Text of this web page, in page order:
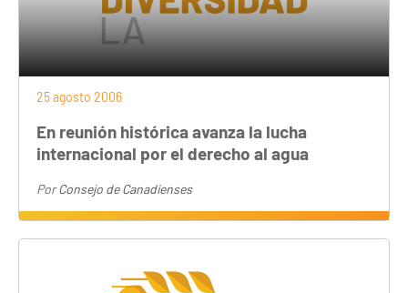
25 agosto 2006
En reunión histórica avanza la lucha
internacional por el derecho al agua
PorConsejo de Canadienses